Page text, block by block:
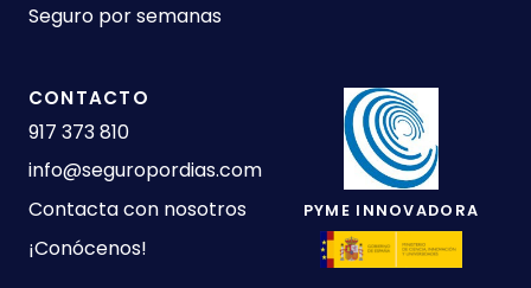
Seguro por semanas
CONTACTO
917 373 810
info@seguropordias.com
Contacta con nosotros
¡Conócenos!
PYME INNOVADORA